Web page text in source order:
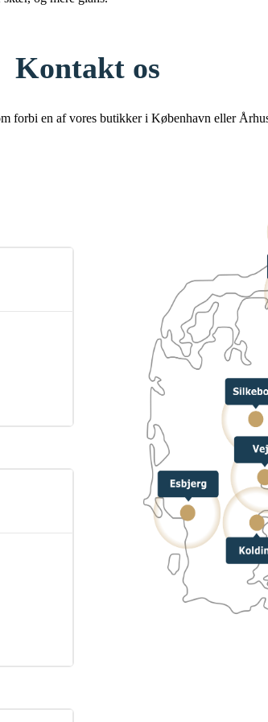
Kontakt os
forbi en af vores butikker i København eller